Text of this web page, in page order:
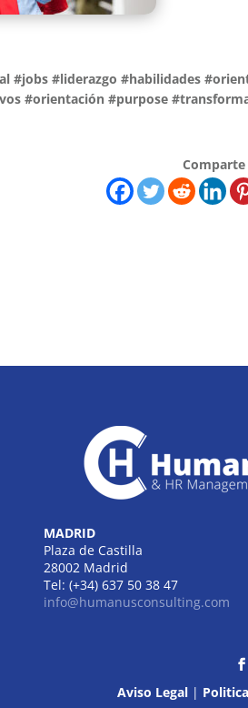
#jobs #liderazgo #habilidades
#orientación #purpose
MADRID
Plaza de Castilla
28002 Madrid
Tel: (+34) 637 50 38 47
info@humanusconsulting.com
Aviso Legal|